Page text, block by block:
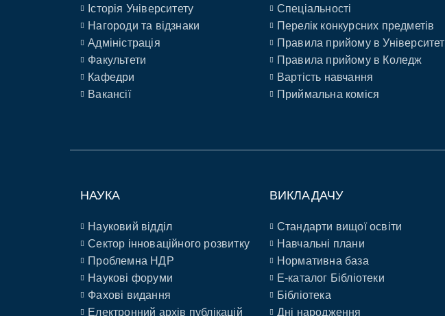
Історія Університету
Нагороди та відзнаки
Адміністрація
Факультети
Кафедри
Вакансії
Спеціальності
Перелік конкурсних предметів
Правила прийому в Університет
Правила прийому в Коледж
Вартість навчання
Приймальна коміся
НАУКА
Науковий відділ
Сектор інноваційного розвитку
Проблемна НДР
Наукові форуми
Фахові видання
Електронний архів публікацій
ВИКЛАДАЧУ
Стандарти вищої освіти
Навчальні плани
Нормативна база
E-каталог Бібліотеки
Бібліотека
Дні народження